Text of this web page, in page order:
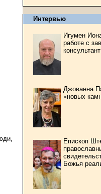
Интервью
Игумен
работе с
Джованна
«новых
Епископ
Божья